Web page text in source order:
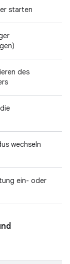
starten
des
wechseln
ein- oder